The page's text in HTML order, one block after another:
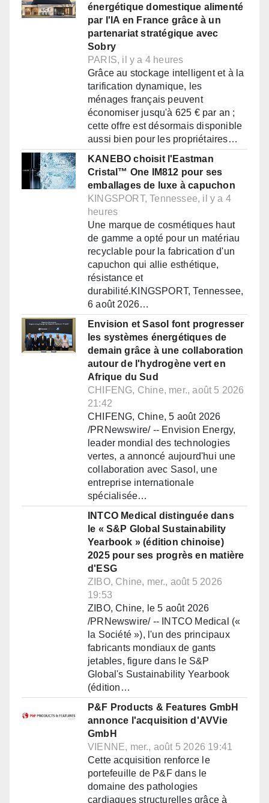
énergétique domestique alimenté
par l'IA en France grâce à un
partenariat stratégique avec
Sobry
PARIS, il y a 4 heures
Grâce au stockage intelligent et à la
tarification dynamique, les
ménages français peuvent
économiser jusqu'à 625 € par an ;
cette offre est désormais disponible
aussi bien pour les propriétaires…
KANEBO choisit l'Eastman
Cristal™ One IM812 pour ses
emballages de luxe à capuchon
KINGSPORT, Tennessee, il y a 4
heures
Une marque de cosmétiques haut
de gamme a opté pour un matériau
recyclable pour la fabrication d'un
capuchon qui allie esthétique,
résistance et
durabilité.KINGSPORT, Tennessee,
6 août 2026…
Envision et Sasol font progresser
les systèmes énergétiques de
demain grâce à une collaboration
autour de l'hydrogène vert en
Afrique du Sud
CHIFENG, Chine, mer., août 5 2026
21:42
CHIFENG, Chine, 5 août 2026
/PRNewswire/ -- Envision Energy,
leader mondial des technologies
vertes, a annoncé aujourd'hui une
collaboration avec Sasol, une
entreprise internationale
spécialisée…
INTCO Medical distinguée dans
le « S&P Global Sustainability
Yearbook » (édition chinoise)
2025 pour ses progrès en matière
d'ESG
ZIBO, Chine, mer., août 5 2026
19:53
ZIBO, Chine, le 5 août 2026
/PRNewswire/ -- INTCO Medical («
la Société »), l'un des principaux
fabricants mondiaux de gants
jetables, figure dans le S&P
Global's Sustainability Yearbook
(édition…
P&F Products & Features GmbH
annonce l'acquisition d'AVVie
GmbH
VIENNE, mer., août 5 2026 19:41
Cette acquisition renforce le
portefeuille de P&F dans le
domaine des pathologies
cardiaques structurelles grâce à